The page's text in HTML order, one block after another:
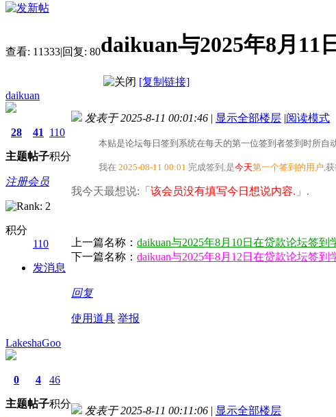
查看: 11333|回复: 80daikuan与2025年8月11
[复制链接]
daikuan
28
主题
41
帖子
110
积分
注册会员
积分
110
发消息
发表于 2025-8-11 00:01:46 | 显示全部楼层 |阅读模式
本贴是论坛每日签到系统在每天的第一位签到者签到时所自
我在 2025-08-11 00:01 完成签到,是今天第一个签到的用户 ,
我今天最想说:「 该会员没有填写今日想说内容. 」.
上一篇名称： daikuan与2025年8月10日在贷款论坛签到
下一篇名称： daikuan与2025年8月12日在贷款论坛签到
回复
使用道具 举报
LakeshaGoo
0
主题
4
帖子
46
积分
发表于 2025-8-11 00:11:06 | 显示全部楼层